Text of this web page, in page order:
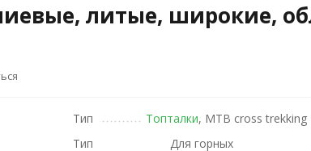
литые, широкие,
Тип Топталки, MTB cross trekking
Тип
Для горных